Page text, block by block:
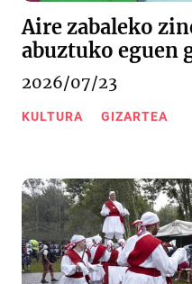
Aire zabaleko
abuztuko eguen
2026/07/23
KULTURA GIZARTEA